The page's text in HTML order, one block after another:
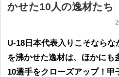
かせた10人の逸材たち
U-18日本代表入りこそなら
を沸かせた逸材は、ほかにも
10選手をクローズアップ！甲